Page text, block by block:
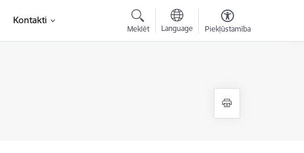
Kontakti
Meklēt Language Piekļūstamība